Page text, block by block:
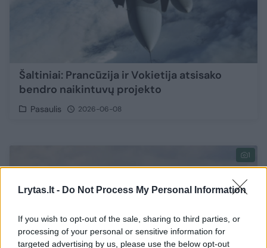
Lrytas.lt - Do Not Process My Personal Information
If you wish to opt-out of the sale, sharing to third parties, or
processing of your personal or sensitive information for
targeted advertising by us, please use the below opt-out
Šaltiniai: Prancūzija ir Vokietija atsisako
bendro naikintuvų projekto
Pasaulis 2026-06-08
1